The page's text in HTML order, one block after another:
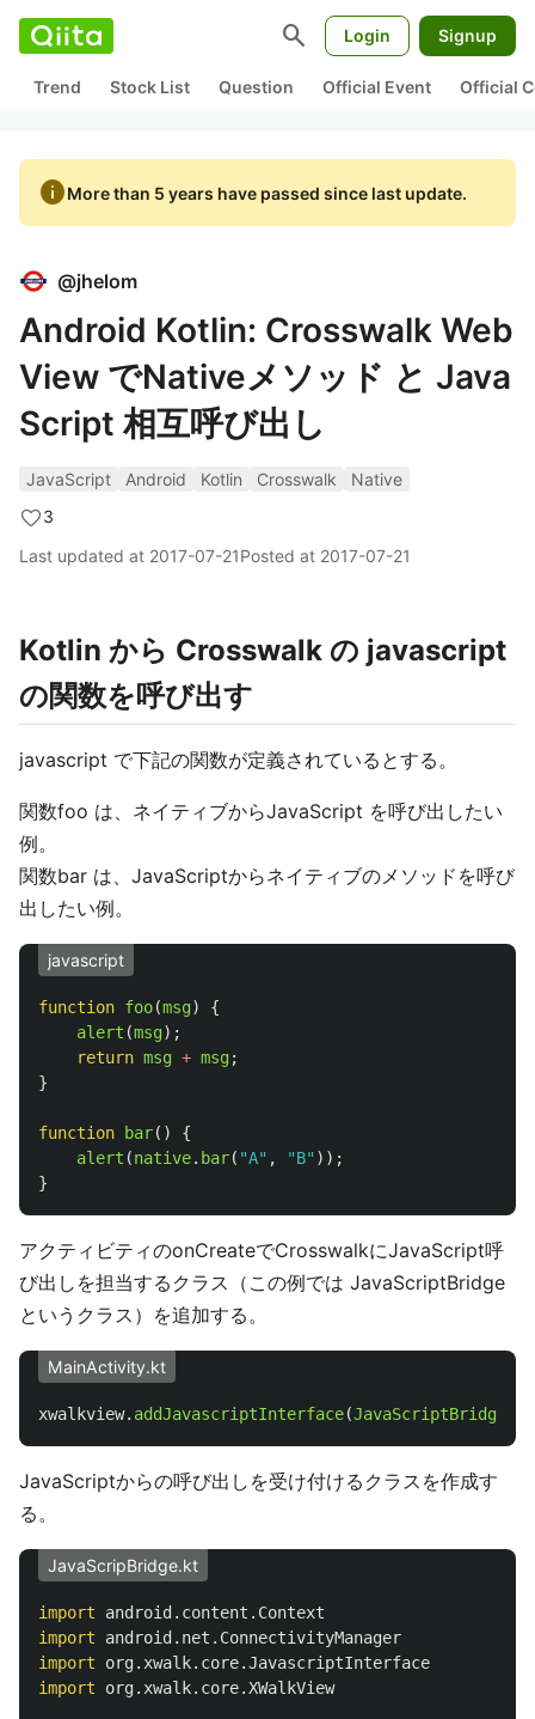
search Login Signup
Trend Stock List Question Official Event Official
infoMore than 5 years have passed since last update.
@jhelom
Android Kotlin: Crosswalk Web
View でNativeメソッド と Java
Script 相互呼び出し
JavaScript Android Kotlin Crosswalk
Native
3
Last updated at 2017-07-21Posted at 2017-07-21
Kotlin から Crosswalk の javascript
の関数を呼び出す
javascript で下記の関数が定義されているとする。
関数foo は、ネイティブからJavaScript を呼び出したい
例。
関数bar は、JavaScriptからネイティブのメソッドを呼び
出したい例。
javascript
function foo(msg)
{
alert (msg);
return msg + msg;
}
function bar()
{
alert (native. bar( "A" , "B" ));
}
アクティビティのonCreateでCrosswalkにJavaScript呼
び出しを担当するクラス（この例では JavaScriptBridge
というクラス）を追加する。
MainActivity.kt
xwalkview. addJavascriptInterface(JavaScriptBridge
JavaScriptからの呼び出しを受け付けるクラスを作成す
る。
JavaScripBridge.kt
import
android.content.Context
import
android.net.ConnectivityManager
import
org.xwalk.core.JavascriptInterface
import
org.xwalk.core.XWalkView